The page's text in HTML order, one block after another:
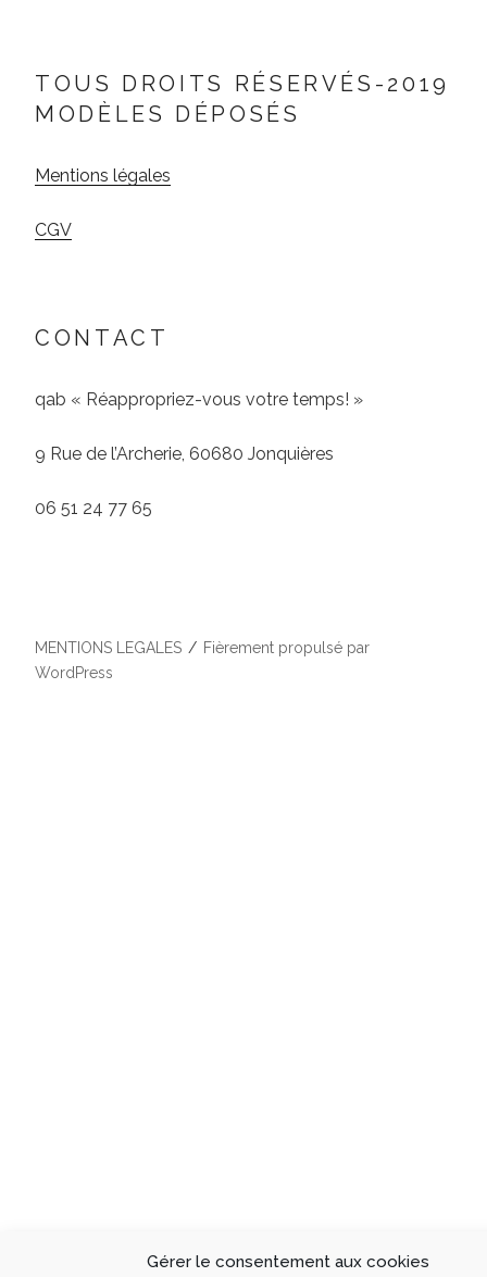
Gérer le consentement aux cookies
TOUS DROITS RÉSERVÉS-2019
MODÈLES DÉPOSÉS
Mentions légales
CGV
CONTACT
qab « Réappropriez-vous votre temps! »
9 Rue de l’Archerie, 60680 Jonquières
06 51 24 77 65
MENTIONS LEGALES
Fièrement propulsé par
WordPress